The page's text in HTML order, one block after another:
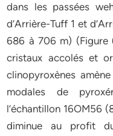
dans les passées
d’Arrière-Tuff 1 et
686 à 706 m) (Figure
cristaux accolés et
clinopyroxènes
modales de
l’échantillon 16OM56
diminue au profit